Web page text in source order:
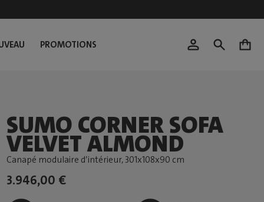
PROMOTIONS 0
SUMO CORNER SOFA
VELVET ALMOND
Canapé modulaire d’intérieur, 301x108x90 cm
3.946,00 €